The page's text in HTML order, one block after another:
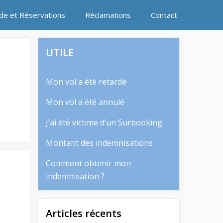
et Réservations Réclamations Contact
UTILE
Mon vol a été retardé
Mon vol a été annulé
J’ai été victime d’un Surbooking
Montant des indemnisations
Comment obtenir mon
indemnisation ?
Articles récents